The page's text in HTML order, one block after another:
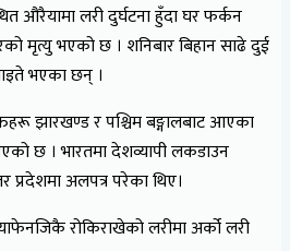
औरैयामा लरी दुर्घटना हुँदा घर फर्कन
मृत्यु भएको छ । शनिबार बिहान साढे दुई
भएका छन् ।
झारखण्ड र पश्चिम बङ्गालबाट आएका
छ । भारतमा देशव्यापी लकडाउन
प्रदेशमा अलपत्र परेका थिए।
रोकिराखेको लरीमा अर्को लरी